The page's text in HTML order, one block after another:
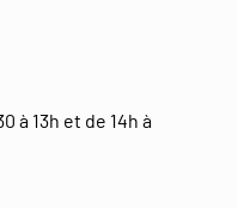
à 13h et de 14h à